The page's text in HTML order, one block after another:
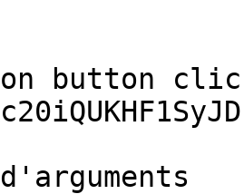
on button